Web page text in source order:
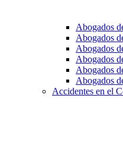
Abogados
Abogados
Abogados
Abogados
Abogados
Abogados
Accidentes en el